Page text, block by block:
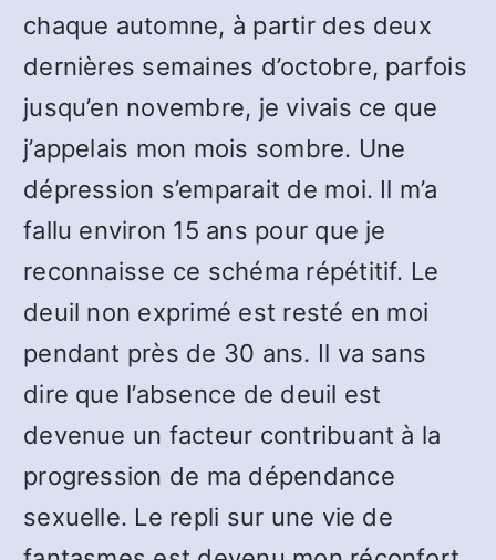
chaque automne, à partir des deux
dernières semaines d’octobre, parfois
jusqu’en novembre, je vivais ce que
j’appelais mon mois sombre. Une
dépression s’emparait de moi. Il m’a
fallu environ 15 ans pour que je
reconnaisse ce schéma répétitif. Le
deuil non exprimé est resté en moi
pendant près de 30 ans. Il va sans
dire que l’absence de deuil est
devenue un facteur contribuant à la
progression de ma dépendance
sexuelle. Le repli sur une vie de